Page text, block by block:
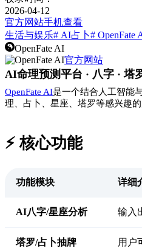
2026-04-12
官方网站手机查看
生活与娱乐# AI占卜# OpenFate
OpenFate AI
官方网站
AI命理预测平台 · 八字 · 塔
OpenFate AI是一个结合人工智能
理、占卜、星座、塔罗等感兴趣
⚡️ 核心功能
功能模块 详细
AI八字/星座分析 输入
塔罗/占卜抽牌 用户